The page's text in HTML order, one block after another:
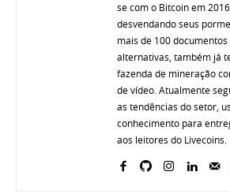
se com o Bitcoin em
desvendando seus
mais de 100
alternativas, também já
fazenda de mineração
de vídeo. Atualmente
as tendências do setor,
conhecimento para
aos leitores do Livecoins.